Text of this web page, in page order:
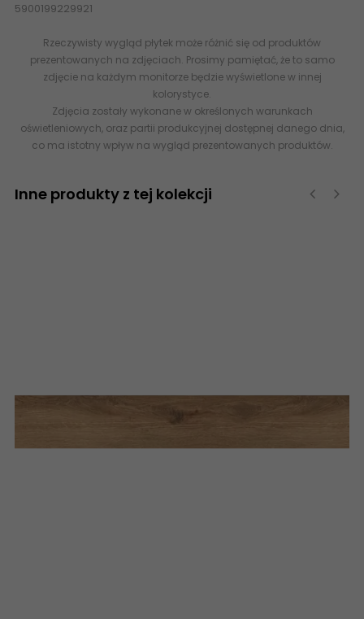
5900199229921
Rzeczywisty wygląd płytek może różnić się od produktów
prezentowanych na zdjęciach. Prosimy pamiętać, że to samo
zdjęcie na każdym monitorze będzie wyświetlone w innej
kolorystyce.
Zdjęcia zostały wykonane w określonych warunkach
oświetleniowych, oraz partii produkcyjnej dostępnej danego dnia,
co ma istotny wpływ na wygląd prezentowanych produktów.
Inne produkty z tej kolekcji